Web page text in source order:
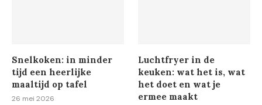
Snelkoken: in minder
tijd een heerlijke
maaltijd op tafel
26 mei 2026
Luchtfryer in de
keuken: wat het is, wat
het doet en wat je
ermee maakt